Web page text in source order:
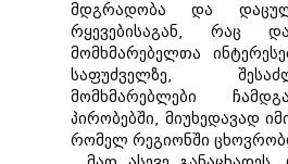
მდგრადობა და
რყევებისაგან, რაც
მომხმარებელთა
საფუძველზე,
მომხმარებლები
პირობებში, მიუხედავად
რომელ რეგიონში